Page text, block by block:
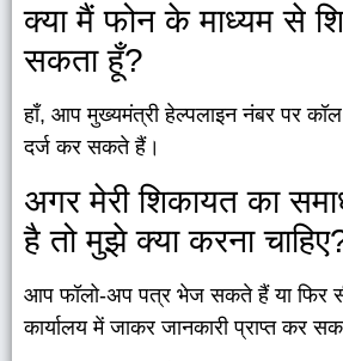
क्या मैं फोन के माध्यम से
सकता हूँ?
हाँ, आप मुख्यमंत्री हेल्पलाइन नंबर पर
दर्ज कर सकते हैं।
अगर मेरी शिकायत का
है तो मुझे क्या करना
आप फॉलो-अप पत्र भेज सकते हैं या फिर
कार्यालय में जाकर जानकारी प्राप्त कर